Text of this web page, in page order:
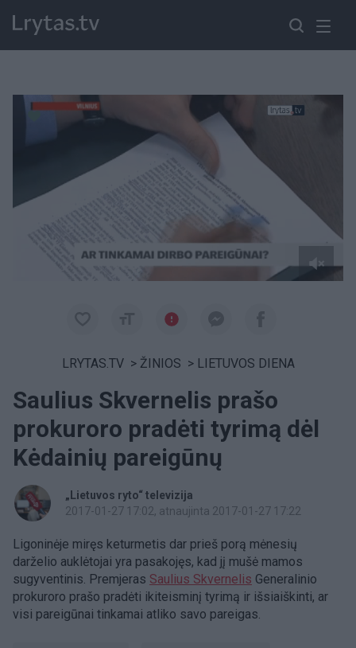
Paremkite Ukrainą
LRYTAS.TV > ŽINIOS > LIETUVOS DIENA
Saulius Skvernelis prašo
prokuroro pradėti tyrimą dėl
Kėdainių pareigūnų
„Lietuvos ryto“ televizija
2017-01-27 17:02, atnaujinta 2017-01-27 17:22
Ligoninėje miręs keturmetis dar prieš porą mėnesių
darželio auklėtojai yra pasakojęs, kad jį mušė mamos
sugyventinis. Premjeras Saulius Skvernelis Generalinio
prokuroro prašo pradėti ikiteisminį tyrimą ir išsiaiškinti, ar
visi pareigūnai tinkamai atliko savo pareigas.